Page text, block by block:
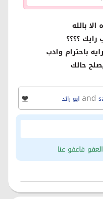
بالله
؟؟؟؟
باحترام وادب
حالك
ابو رائدand
فاعفو عنا